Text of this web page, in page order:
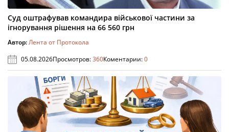
Суд оштрафував командира військової частини за
ігнорування рішення на 66 560 грн
Автор:Лента от Протокола
05.08.2026Просмотров:360Коментарии:0